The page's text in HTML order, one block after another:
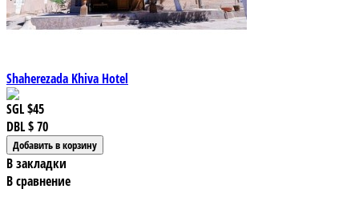
Shaherezada Khiva Hotel
SGL$45
DBL$ 70
В закладки
В сравнение